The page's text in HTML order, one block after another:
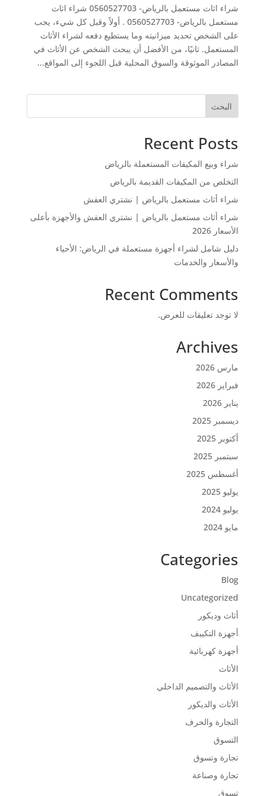
شراء اثاث مستعمل بالرياض- 0560527703 شراء اثاث
مستعمل بالرياض- 0560527703 . أولاً وقبل كل شيء، يجب
على الشخص تحديد ميزانيته وما يستطيع دفعه لشراء الأثاث
المستعمل. ثانيًا، من الأفضل أن يبحث الشخص عن الأثاث في
المصادر الموثوقة والسوق المحلية قبل اللجوء إلى المواقع...
البحث
Recent Posts
شراء وبيع المكيفات المستعملة بالرياض
التخلص من المكيفات القديمة بالرياض
شراء أثاث مستعمل بالرياض | نشتري العفش
شراء أثاث مستعمل بالرياض | نشتري العفش والأجهزة بأعلى
الأسعار 2026
دليل شامل لشراء أجهزة مستعملة في الرياض: الأحياء
والأسعار والخدمات
Recent Comments
لا توجد تعليقات للعرض.
Archives
مارس 2026
فبراير 2026
يناير 2026
ديسمبر 2025
أكتوبر 2025
سبتمبر 2025
أغسطس 2025
يوليو 2025
يوليو 2024
مايو 2024
Categories
Blog
Uncategorized
أثاث وديكور
أجهزة التكييف
أجهزة كهربائية
الأثاث
الأثاث والتصميم الداخلي
الأثاث والديكور
التجارة والحرف
التسوق
تجارة وتسوق
تجارة وصناعة
تسوق